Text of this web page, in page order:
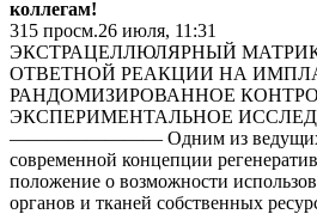
коллегам!
315 просм.26 июля, 11:31
ЭКСТРАЦЕЛЛЮЛЯРНЫЙ
ОТВЕТНОЙ РЕАКЦИИ НА
РАНДОМИЗИРОВАННОЕ
ЭКСПЕРИМЕНТАЛЬНОЕ
———————— Одним из ведущих
современной концепции
положение о возможности
органов и тканей собственных